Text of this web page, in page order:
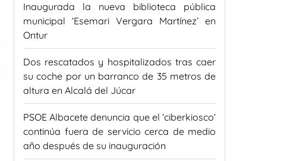
Inaugurada la nueva biblioteca pública
municipal ‘Esemari Vergara Martínez’ en
Ontur
Dos rescatados y hospitalizados tras caer
su coche por un barranco de 35 metros de
altura en Alcalá del Júcar
PSOE Albacete denuncia que el ‘ciberkiosco’
continúa fuera de servicio cerca de medio
año después de su inauguración